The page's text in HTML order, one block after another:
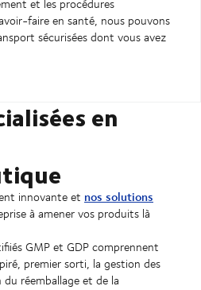
et les procédures
faire en santé, nous pouvons
sécurisées dont vous avez
en
innovante et nos solutions
à amener vos produits là
GMP et GDP comprennent
premier sorti, la gestion des
réemballage et de la